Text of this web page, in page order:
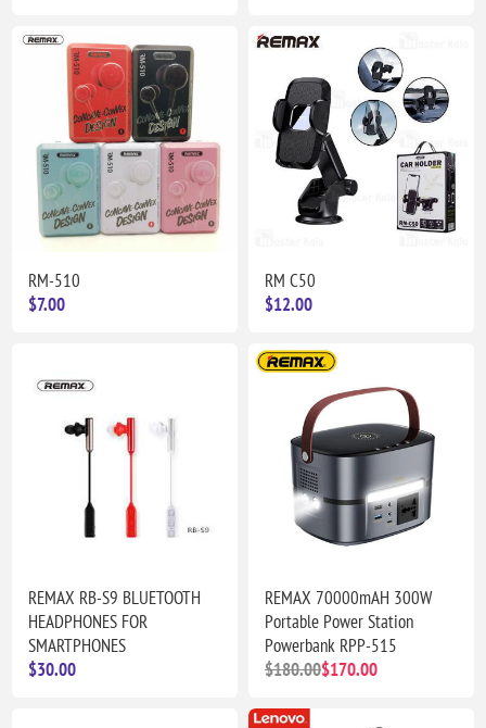
RM-510
$7.00
RM C50
$12.00
REMAX RB-S9 BLUETOOTH
HEADPHONES FOR
SMARTPHONES
$30.00
REMAX 70000mAH 300W
Portable Power Station
Powerbank RPP-515
$180.00$170.00